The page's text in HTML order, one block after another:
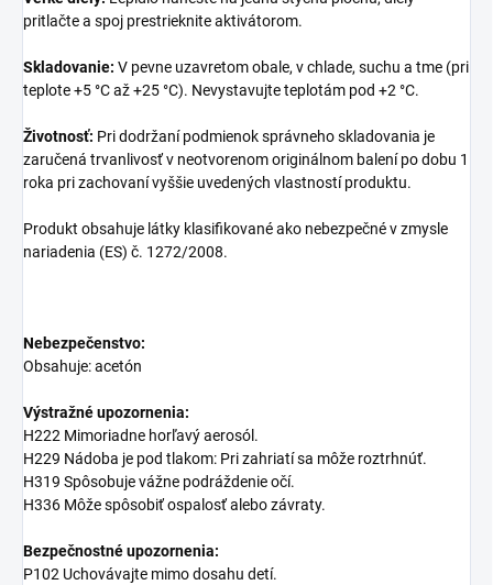
pritlačte a spoj prestrieknite aktivátorom.
Skladovanie: V pevne uzavretom obale, v chlade, suchu a tme (pri
teplote +5 °C až +25 °C). Nevystavujte teplotám pod +2 °C.
Životnosť: Pri dodržaní podmienok správneho skladovania je
zaručená trvanlivosť v neotvorenom originálnom balení po dobu 1
roka pri zachovaní vyššie uvedených vlastností produktu.
Produkt obsahuje látky klasifikované ako nebezpečné v zmysle
nariadenia (ES) č. 1272/2008.
Nebezpečenstvo:
Obsahuje: acetón
Výstražné upozornenia:
H222 Mimoriadne horľavý aerosól.
H229 Nádoba je pod tlakom: Pri zahriatí sa môže roztrhnúť.
H319 Spôsobuje vážne podráždenie očí.
H336 Môže spôsobiť ospalosť alebo závraty.
Bezpečnostné upozornenia:
P102 Uchovávajte mimo dosahu detí.